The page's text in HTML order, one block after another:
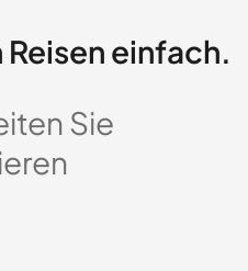
Reisen einfach.
Sie